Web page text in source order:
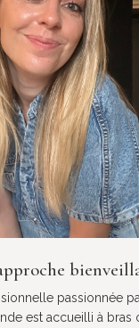
passionnée
est accueilli à bras